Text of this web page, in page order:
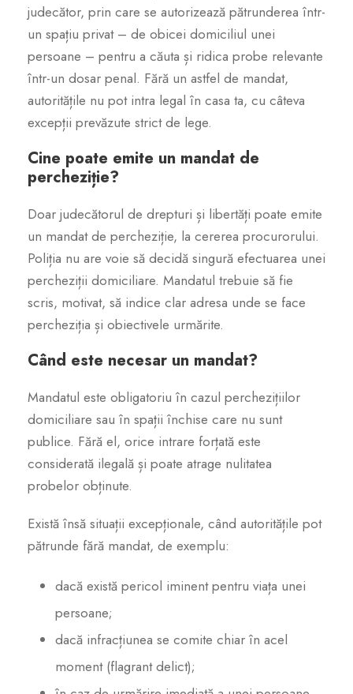
judecător, prin care se autorizează pătrunderea într-
un spațiu privat – de obicei domiciliul unei
persoane – pentru a căuta și ridica probe relevante
într-un dosar penal. Fără un astfel de mandat,
autoritățile nu pot intra legal în casa ta, cu câteva
excepții prevăzute strict de lege.
Cine poate emite un mandat de
percheziție?
Doar judecătorul de drepturi și libertăți poate emite
un mandat de percheziție, la cererea procurorului.
Poliția nu are voie să decidă singură efectuarea unei
percheziții domiciliare. Mandatul trebuie să fie
scris, motivat, să indice clar adresa unde se face
percheziția și obiectivele urmărite.
Când este necesar un mandat?
Mandatul este obligatoriu în cazul perchezițiilor
domiciliare sau în spații închise care nu sunt
publice. Fără el, orice intrare forțată este
considerată ilegală și poate atrage nulitatea
probelor obținute.
Există însă situații excepționale, când autoritățile pot
pătrunde fără mandat, de exemplu:
dacă există pericol iminent pentru viața unei
persoane;
dacă infracțiunea se comite chiar în acel
moment (flagrant delict);